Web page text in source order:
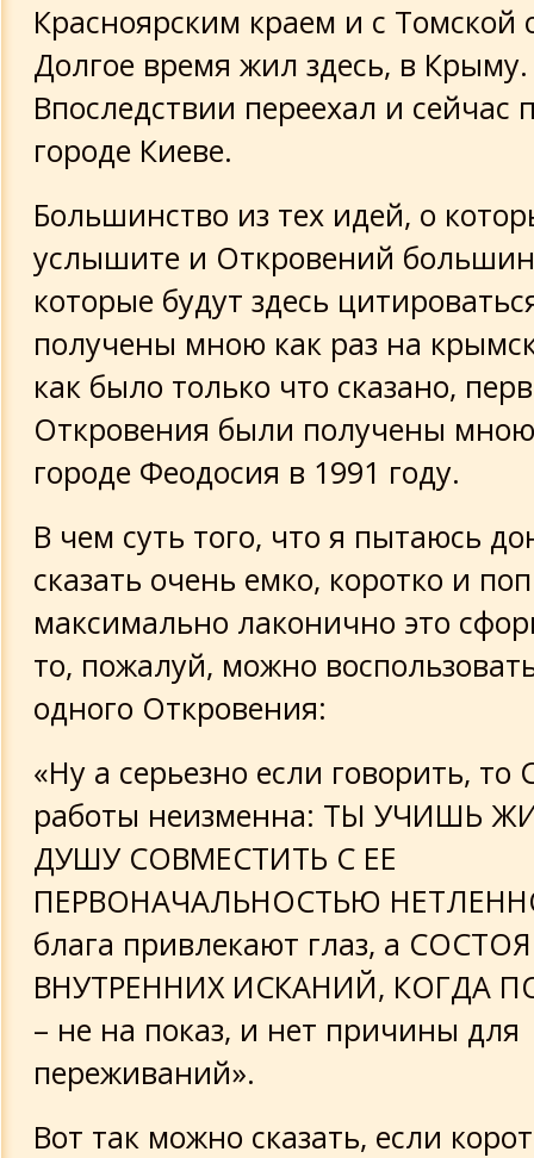
Красноярским краем и с Томской
Долгое время жил здесь, в Крыму.
Впоследствии переехал и
городе Киеве.
Большинство из тех идей, о
услышите и Откровений
которые будут здесь
получены мною как раз на
как было только что сказано,
Откровения были получены мною
городе Феодосия в 1991 году.
В чем суть того, что я пытаюсь
сказать очень емко, коротко и
максимально лаконично это
то, пожалуй, можно
одного Откровения:
«Ну а серьезно если говорить, то
работы неизменна: ТЫ УЧИШЬ
ДУШУ СОВМЕСТИТЬ С ЕЕ
ПЕРВОНАЧАЛЬНОСТЬЮ
блага привлекают глаз, а
ВНУТРЕННИХ ИСКАНИЙ, КОГДА
– не на показ, и нет причины для
переживаний».
Вот так можно сказать, если